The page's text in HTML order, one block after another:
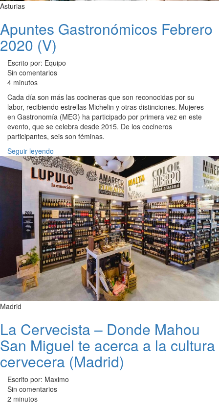
Asturias
Apuntes Gastronómicos Febrero
2020 (V)
Escrito por: Equipo
Sin comentarios
4 minutos
Cada día son más las cocineras que son reconocidas por su
labor, recibiendo estrellas Michelin y otras distinciones. Mujeres
en Gastronomía (MEG) ha participado por primera vez en este
evento, que se celebra desde 2015. De los cocineros
participantes, seis son féminas.
Seguir leyendo
Madrid
La Cervecista – Donde Mahou
San Miguel te acerca a la cultura
cervecera (Madrid)
Escrito por: Maximo
Sin comentarios
2 minutos